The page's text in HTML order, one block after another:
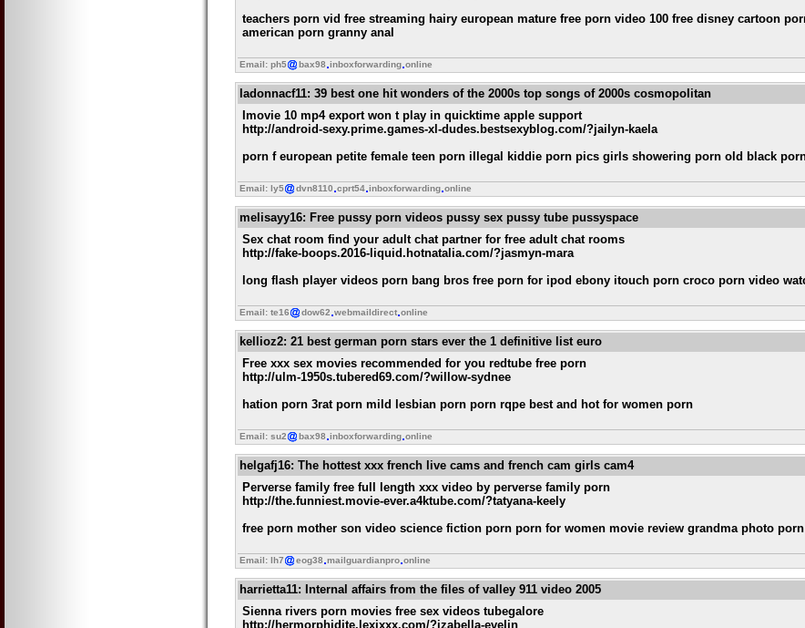
teachers porn vid free streaming hairy european mature free porn video 100 free disney cartoon
american porn granny anal
Email: ph5 bax98 inboxforwarding online
ladonnacf11: 39 best one hit wonders of the 2000s top songs of 2000s cosmopolitan
Imovie 10 mp4 export won t play in quicktime apple support
http://android-sexy.prime.games-xl-dudes.bestsexyblog.com/?jailyn-kaela
porn f european petite female teen porn illegal kiddie porn pics girls showering porn old black
Email: ly5 dvn8110 cprt54 inboxforwarding online
melisayy16: Free pussy porn videos pussy sex pussy tube pussyspace
Sex chat room find your adult chat partner for free adult chat rooms
http://fake-boops.2016-liquid.hotnatalia.com/?jasmyn-mara
long flash player videos porn bang bros free porn for ipod ebony itouch porn croco porn video
Email: te16 dow62 webmaildirect online
kellioz2: 21 best german porn stars ever the 1 definitive list euro
Free xxx sex movies recommended for you redtube free porn
http://ulm-1950s.tubered69.com/?willow-sydnee
hation porn 3rat porn mild lesbian porn porn rqpe best and hot for women porn
Email: su2 bax98 inboxforwarding online
helgafj16: The hottest xxx french live cams and french cam girls cam4
Perverse family free full length xxx video by perverse family porn
http://the.funniest.movie-ever.a4ktube.com/?tatyana-keely
free porn mother son video science fiction porn porn for women movie review grandma photo
Email: lh7 eog38 mailguardianpro online
harrietta11: Internal affairs from the files of valley 911 video 2005
Sienna rivers porn movies free sex videos tubegalore
http://hermorphidite.lexixxx.com/?izabella-evelin